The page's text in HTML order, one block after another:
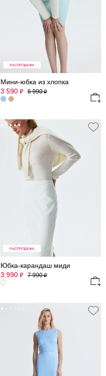
РАСПРОДАЖА
Мини-юбка из хлопка
3 590 ₽ 6 990₽
РАСПРОДАЖА
Юбка-карандаш миди
3 990 ₽ 7 990₽